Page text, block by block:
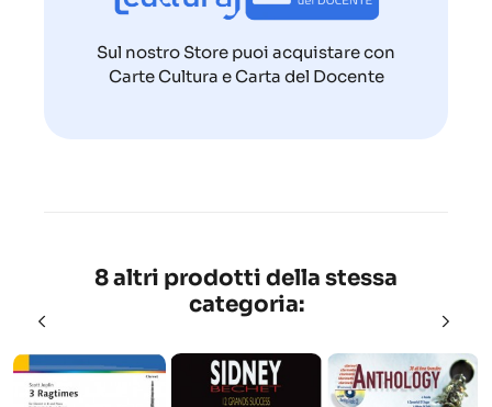
Sul nostro Store puoi acquistare con
Carte Cultura e Carta del Docente
8 altri prodotti della stessa
categoria: